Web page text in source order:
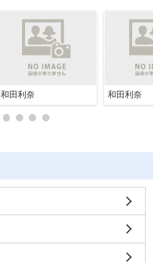
和田利奈 和田利奈